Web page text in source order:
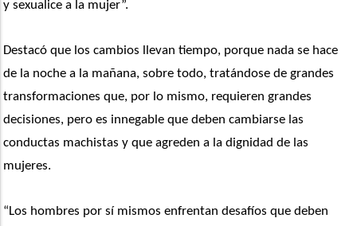
y sexualice a la mujer”.
Destacó que los cambios llevan tiempo, porque nada se hace
de la noche a la mañana, sobre todo, tratándose de grandes
transformaciones que, por lo mismo, requieren grandes
decisiones, pero es innegable que deben cambiarse las
conductas machistas y que agreden a la dignidad de las
mujeres.
“Los hombres por sí mismos enfrentan desafíos que deben